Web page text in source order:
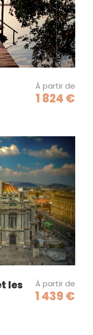
À partir de
1 824 €
les
À partir de
1 439 €